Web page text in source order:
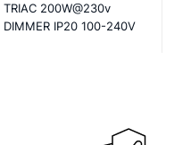
TRIAC 200W@230v
DIMMER IP20 100-240V